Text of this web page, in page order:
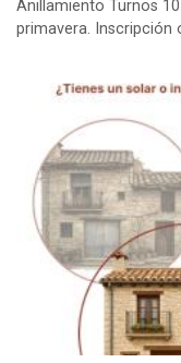
Anillamiento Turnos
primavera. Inscripción